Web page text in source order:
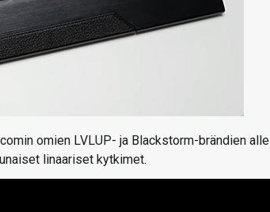
omien LVLUP- ja Blackstorm-brändien alle
linaariset kytkimet.